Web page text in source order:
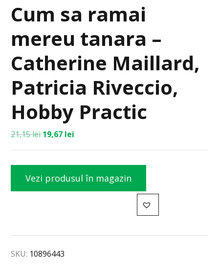
Cum sa ramai
mereu tanara –
Catherine Maillard,
Patricia Riveccio,
Hobby Practic
21,15lei 19,67 lei
Vezi produsul în magazin
SKU: 10896443